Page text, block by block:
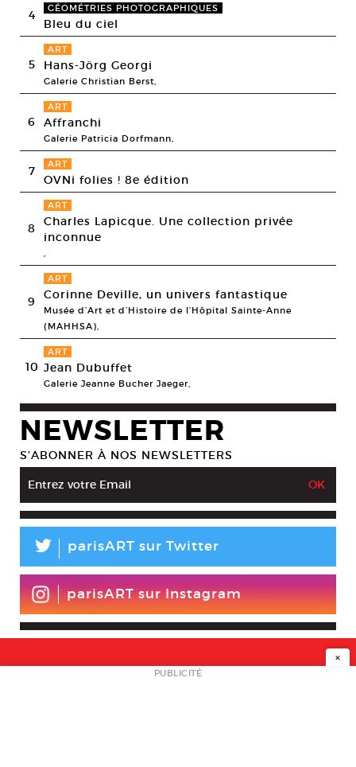
4 GÉOMÉTRIES PHOTOGRAPHIQUES
Bleu du ciel
5
ART
Hans-Jörg Georgi
Galerie Christian Berst,
6
ART
Affranchi
Galerie Patricia Dorfmann,
7 ART
OVNi folies ! 8e édition
8
ART
Charles Lapicque. Une collection privée
inconnue
,
9
ART
Corinne Deville, un univers fantastique
Musée d’Art et d’Histoire de l’Hôpital Sainte-Anne
(MAHHSA),
10
ART
Jean Dubuffet
Galerie Jeanne Bucher Jaeger,
NEWSLETTER
S’ABONNER À NOS NEWSLETTERS
L parisART sur Twitter
parisART sur Instagram
NEWSLETTER
×
PUBLICITÉ